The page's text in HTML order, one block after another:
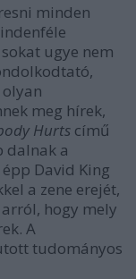
minden
ugye nem
meg hírek,
Hurts című
dalnak a
David King
a zene erejét,
hogy mely
A
tudományos